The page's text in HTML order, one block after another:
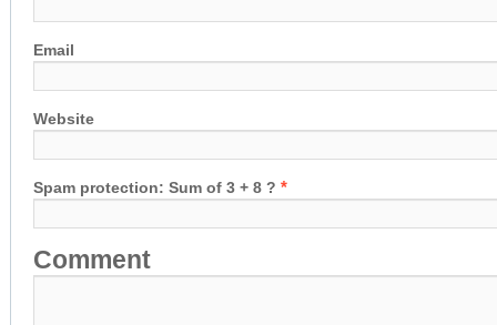
Email
Website
Spam protection: Sum of 3 + 8 ? *
Comment